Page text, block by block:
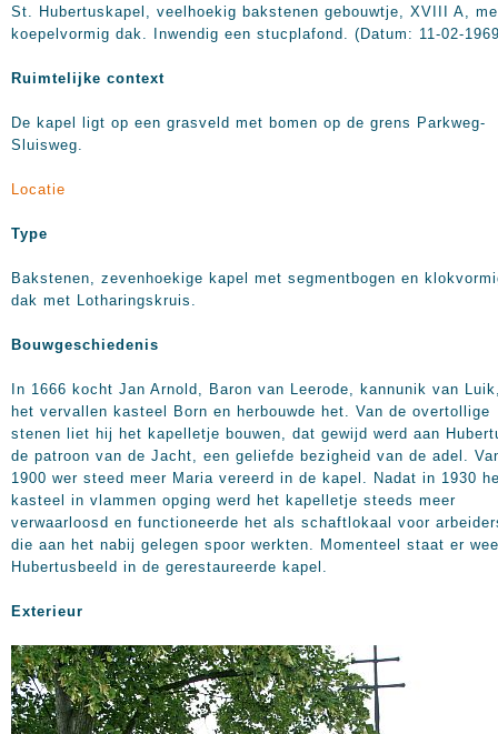
St. Hubertuskapel, veelhoekig bakstenen gebouwtje, XVIII A,
koepelvormig dak. Inwendig een stucplafond. (Datum: 11-02-
Ruimtelijke context
De kapel ligt op een grasveld met bomen op de grens Parkweg-
Sluisweg.
Locatie
Type
Bakstenen, zevenhoekige kapel met segmentbogen en
dak met Lotharingskruis.
Bouwgeschiedenis
In 1666 kocht Jan Arnold, Baron van Leerode, kannunik van
het vervallen kasteel Born en herbouwde het. Van de overtollige
stenen liet hij het kapelletje bouwen, dat gewijd werd aan
de patroon van de Jacht, een geliefde bezigheid van de adel.
1900 wer steed meer Maria vereerd in de kapel. Nadat in 1930
kasteel in vlammen opging werd het kapelletje steeds meer
verwaarloosd en functioneerde het als schaftlokaal voor
die aan het nabij gelegen spoor werkten. Momenteel staat er
Hubertusbeeld in de gerestaureerde kapel.
Exterieur